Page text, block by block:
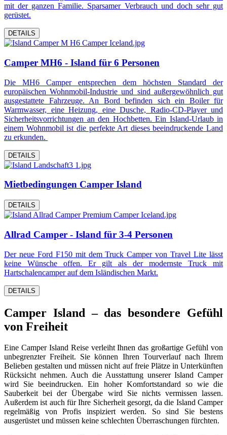
mit der ganzen Familie. Sparsamer Verbrauch und doch sehr gut
gerüstet.
DETAILS
Camper MH6 - Island für 6 Personen
Die MH6 Camper entsprechen dem höchsten Standard der
europäischen Wohnmobil-Industrie und sind außergewöhnlich gut
ausgestattete Fahrzeuge. An Bord befinden sich ein Boiler für
Warmwasser, eine Heizung, eine Dusche, Radio-CD-Player und
Sicherheitsvorrichtungen an den Hochbetten. Ein Island-Urlaub in
einem Wohnmobil ist die perfekte Art dieses beeindruckende Land
zu erkunden.
DETAILS
Mietbedingungen Camper Island
DETAILS
Allrad Camper - Island für 3-4 Personen
Der neue Ford F150 mit dem Truck Camper von Travel Lite lässt
keine Wünsche offen. Er gilt als der modernste Truck mit
Hartschalencamper auf dem Isländischen Markt.
DETAILS
Camper Island – das besondere Gefühl
von Freiheit
Eine Camper Island Reise verleiht Ihnen das großartige Gefühl von
unbegrenzter Freiheit. Sie können Ihren Tourverlauf nach Ihrem
Belieben gestalten und müssen nicht auf freie Plätze in Unterkünften
Rücksicht nehmen. Auch die Ausstattung unserer Island Camper
wird Sie beeindrucken. Ein hoher Komfortstandard so wie die
Sauberkeit bei der Übergabe wird Sie nichts vermissen lassen.
Außerdem ist auch für Ihre Sicherheit gesorgt, da die Island Camper
regelmäßig von Profis inspiziert werden. So sind Sie bestens
ausgerüstet und müssen keine schlechten Überraschungen fürchten.